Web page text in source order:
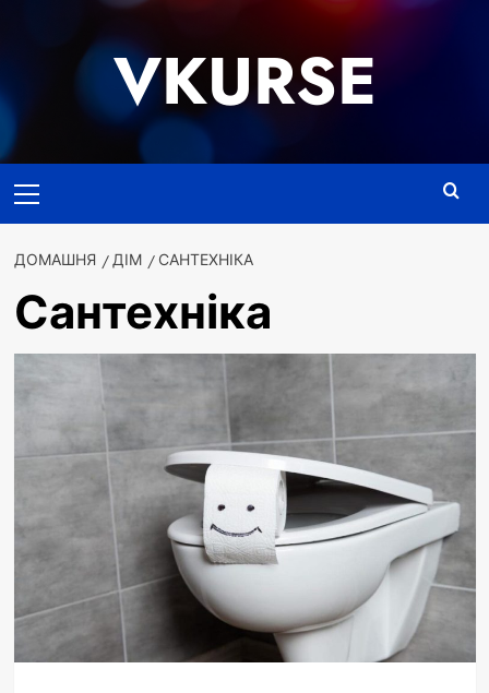
VKURSE
меню
ДОМАШНЯ ДІМ САНТЕХНІКА
Сантехніка